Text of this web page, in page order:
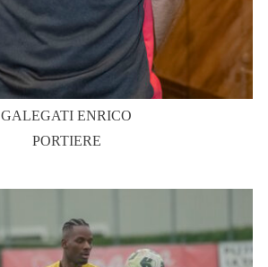
GALEGATI ENRICO
PORTIERE